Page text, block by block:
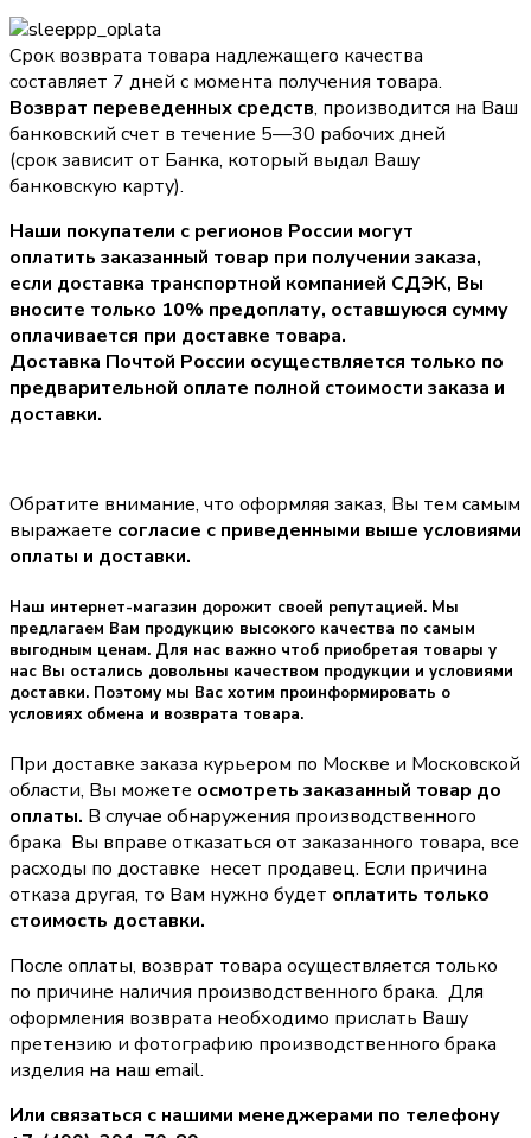
Срок возврата товара надлежащего качества
составляет 7 дней с момента получения товара.
Возврат переведенных средств, производится на Ваш
банковский счет в течение 5—30 рабочих дней
(срок зависит от Банка, который выдал Вашу
банковскую карту).
Наши покупатели с регионов России могут
оплатить заказанный товар при получении заказа,
если доставка транспортной компанией СДЭК, Вы
вносите только 10% предоплату, оставшуюся сумму
оплачивается при доставке товара.
Доставка Почтой России осуществляется только по
предварительной оплате полной стоимости заказа и
доставки.
Обратите внимание, что оформляя заказ, Вы тем самым
выражаете согласие с приведенными выше условиями
оплаты и доставки.
Наш интернет-магазин дорожит своей репутацией. Мы
предлагаем Вам продукцию высокого качества по самым
выгодным ценам. Для нас важно чтоб приобретая товары у
нас Вы остались довольны качеством продукции и условиями
доставки. Поэтому мы Вас хотим проинформировать о
условиях обмена и возврата товара.
При доставке заказа курьером по Москве и Московской
области, Вы можете осмотреть заказанный товар до
оплаты. В случае обнаружения производственного
брака Вы вправе отказаться от заказанного товара, все
расходы по доставке несет продавец. Если причина
отказа другая, то Вам нужно будет оплатить только
стоимость доставки.
После оплаты, возврат товара осуществляется только
по причине наличия производственного брака. Для
оформления возврата необходимо прислать Вашу
претензию и фотографию производственного брака
изделия на наш email.
Или связаться с нашими менеджерами по телефону